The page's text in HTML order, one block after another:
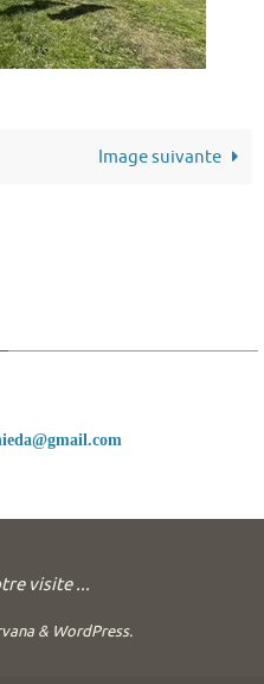
Image suivante
visite ...
& WordPress.